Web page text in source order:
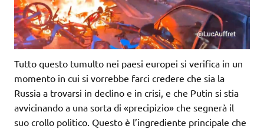
Tutto questo tumulto nei paesi europei si verifica in un
momento in cui si vorrebbe farci credere che sia la
Russia a trovarsi in declino e in crisi, e che Putin si stia
avvicinando a una sorta di «precipizio» che segnerà il
suo crollo politico. Questo è l’ingrediente principale che